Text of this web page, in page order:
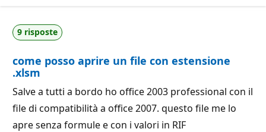
9 risposte
come posso aprire un file con estensione
.xlsm
Salve a tutti a bordo ho office 2003 professional con il
file di compatibilità a office 2007. questo file me lo
apre senza formule e con i valori in RIF